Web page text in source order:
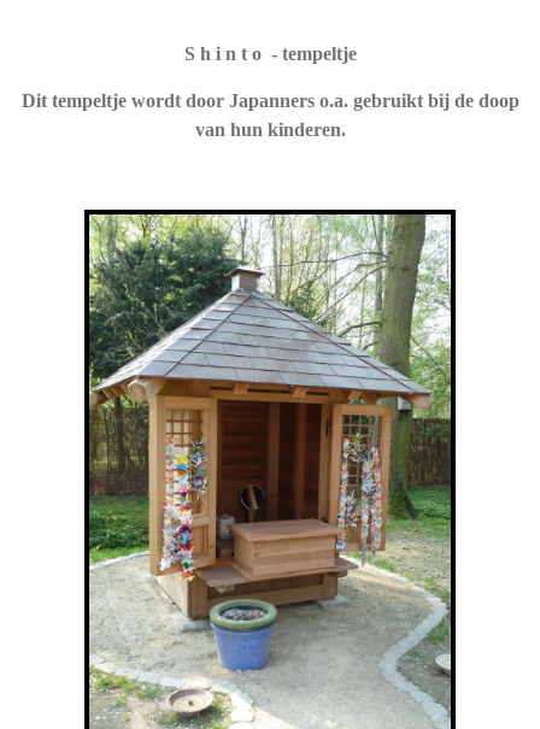
S h i n t o - tempeltje
Dit tempeltje wordt door Japanners o.a. gebruikt bij de doop
van hun kinderen.